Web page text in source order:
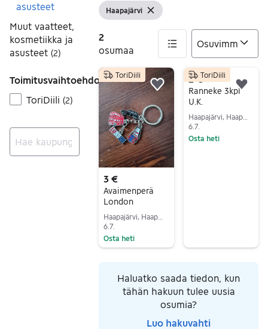
asusteet
Muut vaatteet,
kosmetiikka ja
asusteet (2)
Toimitusvaihtoehdot
ToriDiili (2)
Näytä suodattimet
Haapajärvi Tyhjennä suodatin
2
osumaa
2 tulos(ta)
3 €
Avaimenperä
London
6.7.
Osta heti
ToriDiili
Lisää suosikiksi.
2 €
Ranneke 3kpl
U.K.
Haapajärvi, Haapajärvi Keskus, Pohjois-Pohjanmaa
6.7.
Osta heti
ToriDiili
Haluatko saada tiedon, kun
tähän hakuun tulee uusia
osumia?
Luo hakuvahti